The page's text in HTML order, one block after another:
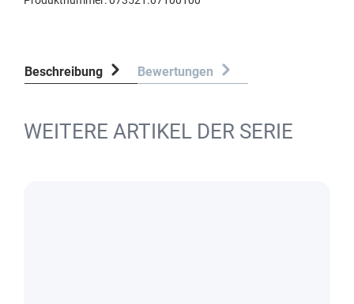
Beschreibung Bewertungen
WEITERE ARTIKEL DER SERIE